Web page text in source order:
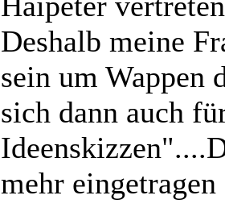
Deshalb meine
sein um Wappen
sich dann auch
mehr